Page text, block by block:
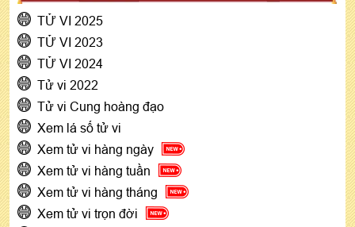
TỬ VI 2025
TỬ VI 2023
TỬ VI 2024
Tử vi 2022
Tử vi Cung hoàng đạo
Xem lá số tử vi
Xem tử vi hàng ngày
Xem tử vi hàng tuần
Xem tử vi hàng tháng
Xem tử vi trọn đời